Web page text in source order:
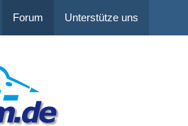
Forum Unterstütze uns